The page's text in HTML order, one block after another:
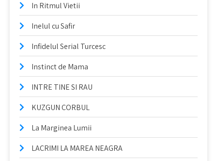
In Ritmul Vietii
Inelul cu Safir
Infidelul Serial Turcesc
Instinct de Mama
INTRE TINE SI RAU
KUZGUN CORBUL
La Marginea Lumii
LACRIMI LA MAREA NEAGRA